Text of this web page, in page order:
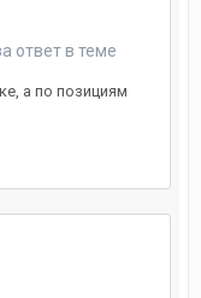
ответ в теме
а по позициям